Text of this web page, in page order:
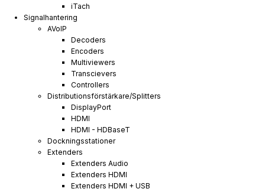
iTach
Signalhantering
AVoIP
Decoders
Encoders
Multiviewers
Transcievers
Controllers
Distributionsförstärkare/Splitters
DisplayPort
HDMI
HDMI - HDBaseT
Dockningsstationer
Extenders
Extenders Audio
Extenders HDMI
Extenders HDMI + USB